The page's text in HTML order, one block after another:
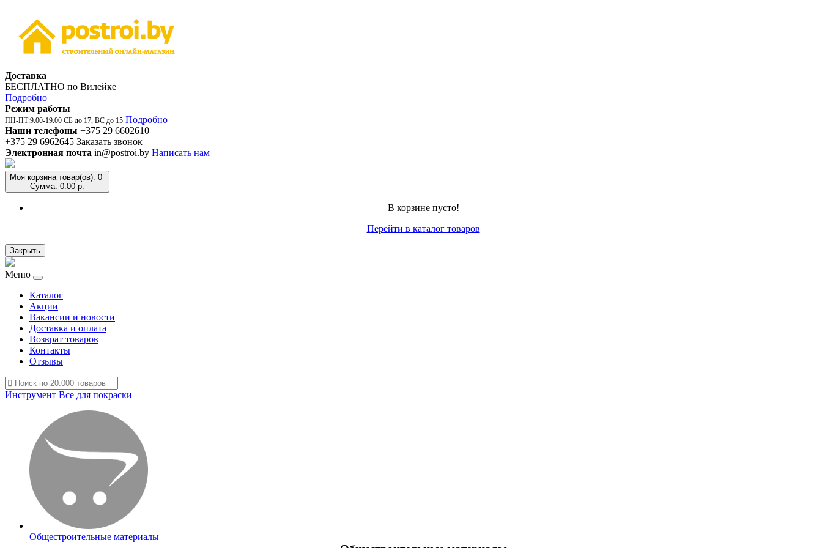
Доставка
БЕСПЛАТНО по Вилейке
Подробно
Режим работы
ПН-ПТ:9.00-19.00 СБ до 17, ВС до 15 Подробно
Наши телефоны +375 29 6602610
+375 29 6962645 Заказать звонок
Электронная почта in@postroi.by Написать нам
Моя корзина товар(ов): 0
Сумма: 0.00 р.
В корзине пусто!
Перейти в каталог товаров
Закрыть
Меню
Каталог
Акции
Вакансии и новости
Доставка и оплата
Возврат товаров
Контакты
Отзывы
Инструмент Все для покраски
Общестроительные материалы